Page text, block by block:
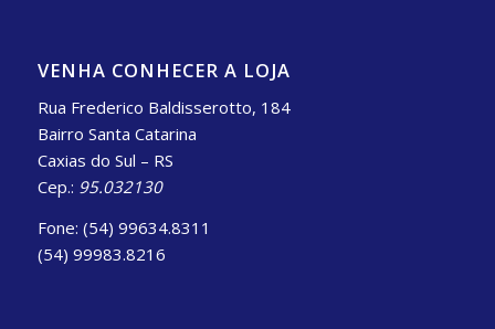
VENHA CONHECER A LOJA
Rua Frederico Baldisserotto, 184
Bairro Santa Catarina
Caxias do Sul – RS
Cep.: 95.032130
Fone: (54) 99634.8311
(54) 99983.8216